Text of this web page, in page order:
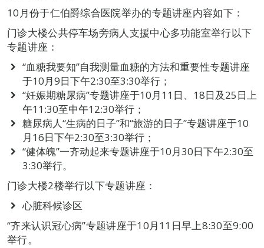
10月份于仁伯爵综合医院举办的专题讲座内容如下：
门诊大楼公共停车场旁病人支援中心多功能室举行以下
专题讲座：
“血糖我要知”自我测量血糖的方法和重要性专题讲座
于10月9日下午2:30至3:30举行；
“妊娠期糖尿病”专题讲座于10月11日、18日及25日上
午11:30至中午12:30举行；
糖尿病人“生病的日子”和“旅游的日子”专题讲座于10
月16日下午2:30至3:30举行；
“健体魄”一齐动起来专题讲座于10月30日下午2:30至
3:30举行。
门诊大楼2楼举行以下专题讲座：
心脏科候诊区
“齐来认识冠心病”专题讲座于10月11日早上8:30至9:00
举行。